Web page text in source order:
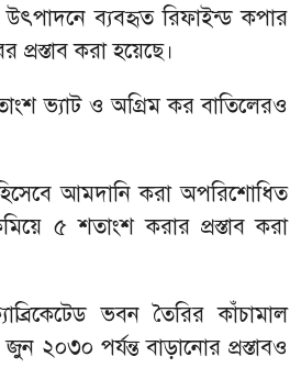
ব্যবহৃত রিফাইন্ড কপার
প্রস্তাব করা হয়েছে।
ভ্যাট ও অগ্রিম কর বাতিলেরও
হিসেবে আমদানি করা অপরিশোধিত
৫ শতাংশ করার প্রস্তাব করা
ভবন তৈরির কাঁচামাল
২০৩০ পর্যন্ত বাড়ানোর প্রস্তাবও